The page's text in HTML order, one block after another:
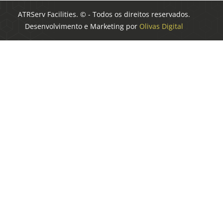
ATRServ Facilities. © - Todos os direitos reservados.
Desenvolvimento e Marketing por Olivas Digital